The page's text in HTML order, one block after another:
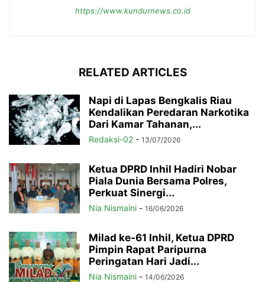
https://www.kundurnews.co.id
RELATED ARTICLES
Napi di Lapas Bengkalis Riau
Kendalikan Peredaran Narkotika
Dari Kamar Tahanan,...
Redaksi-02 - 13/07/2026
Ketua DPRD Inhil Hadiri Nobar
Piala Dunia Bersama Polres,
Perkuat Sinergi...
Nia Nismaini - 16/06/2026
Milad ke-61 Inhil, Ketua DPRD
Pimpin Rapat Paripurna
Peringatan Hari Jadi...
Nia Nismaini - 14/06/2026